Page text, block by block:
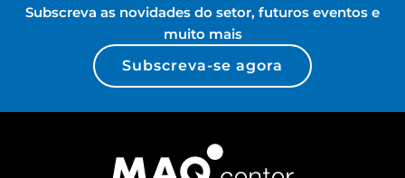
Subscreva as novidades do setor, futuros eventos e
muito mais
Subscreva-se agora